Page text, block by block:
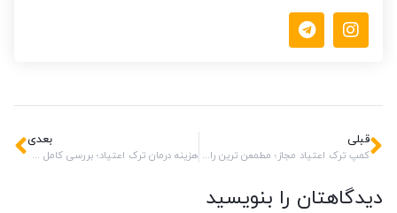
قبلی
کمپ ترک اعتیاد مجاز؛ مطمعن ترین راه برای بهبودی کامل
بعدی
هزینه درمان ترک اعتیاد؛ بررسی کامل عوامل مؤثر و راه‌های انتخاب بهترین مرکز درمانی
دیدگاهتان را بنویسید